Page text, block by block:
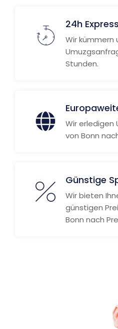
24h
Wir kümmern
Stunden.
Wir erledigen
von Bonn
Günstige
Wir bieten
günstigen
Bonn nach